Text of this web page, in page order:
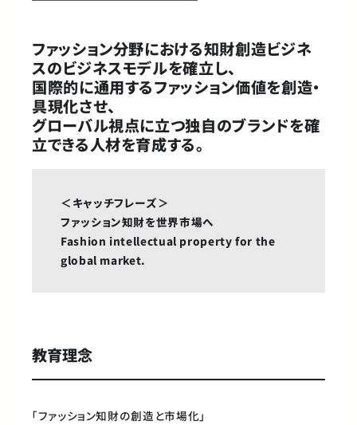
ファッション分野における知財創造ビジネ
スのビジネスモデルを確立し、
国際的に通用するファッション価値を創造・
具現化させ、
グローバル視点に立つ独自のブランドを確
立できる人材を育成する。
＜キャッチフレーズ＞
ファッション知財を世界市場へ
Fashion intellectual property for the
global market.
教育理念
「ファッション知財の創造と市場化」